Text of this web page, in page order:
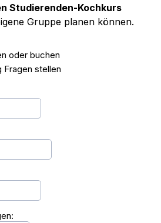
Studierenden-Kochkurs
Gruppe planen können.
oder buchen
Fragen stellen